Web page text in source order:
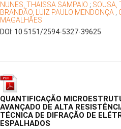
NUNES, THAISSA SAMPAIO ; SOUSA,
BRANDÃO, LUIZ PAULO MENDONÇA ;
MAGALHÃES
DOI: 10.5151/2594-5327-39625
QUANTIFICAÇÃO
AVANÇADO DE ALTA
TÉCNICA DE DIFRAÇÃO DE
ESPALHADOS